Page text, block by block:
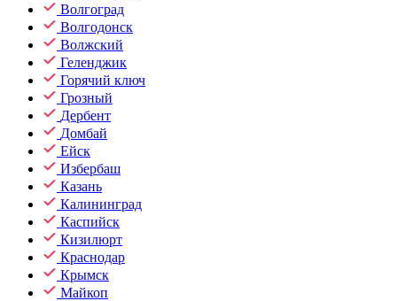
Волгоград
Волгодонск
Волжский
Геленджик
Горячий ключ
Грозный
Дербент
Домбай
Ейск
Избербаш
Казань
Калининград
Каспийск
Кизилюрт
Краснодар
Крымск
Майкоп